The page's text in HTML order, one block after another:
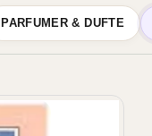
PARFUMER & DUFTE